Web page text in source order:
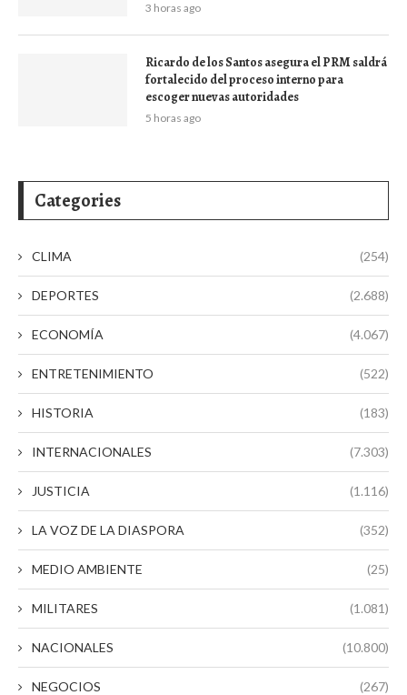
3 horas ago
Ricardo de los Santos asegura el PRM saldrá
fortalecido del proceso interno para
escoger nuevas autoridades
5 horas ago
Categories
CLIMA (254)
DEPORTES (2.688)
ECONOMÍA (4.067)
ENTRETENIMIENTO (522)
HISTORIA (183)
INTERNACIONALES (7.303)
JUSTICIA (1.116)
LA VOZ DE LA DIASPORA (352)
MEDIO AMBIENTE (25)
MILITARES (1.081)
NACIONALES (10.800)
NEGOCIOS (267)